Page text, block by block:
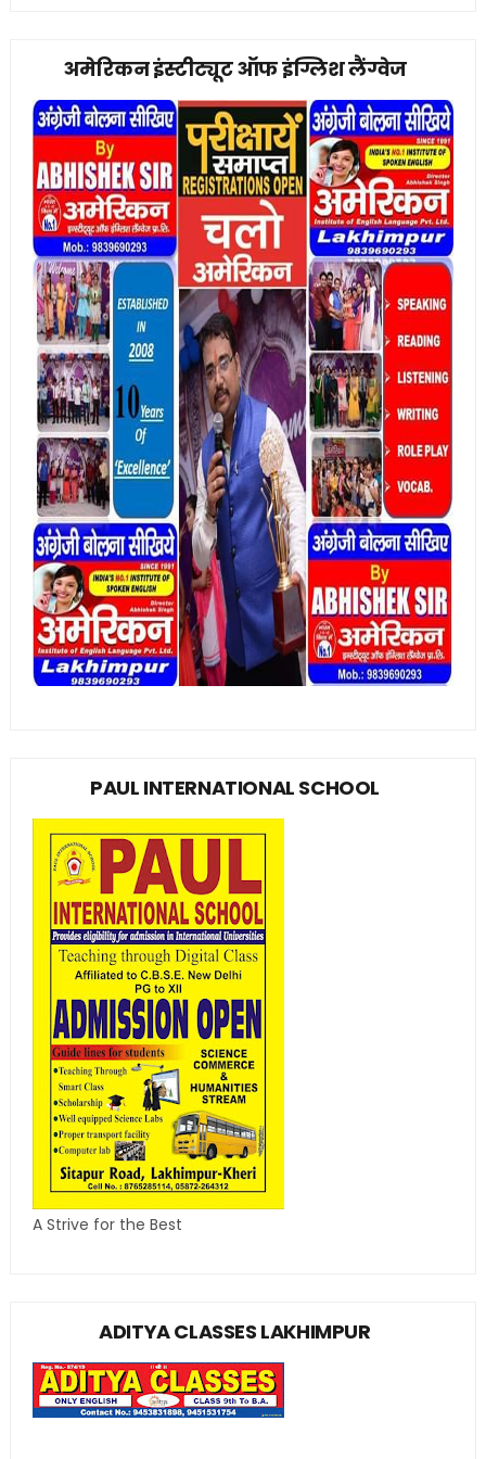
अमेरिकन इंस्टीट्यूट ऑफ इंग्लिश लैंग्वेज
PAUL INTERNATIONAL SCHOOL
A Strive for the Best
ADITYA CLASSES LAKHIMPUR